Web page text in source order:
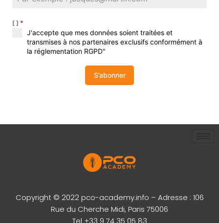
[ ] *
J'accepte que mes données soient traitées et
transmises à nos partenaires exclusifs conformément à
la réglementation RGPD"
S’abonner
Copyright © 2022 pco-academy.info – Adresse : 106
Rue du Cherche Midi, Paris 75006
Tel +33 9 74 35 05 83